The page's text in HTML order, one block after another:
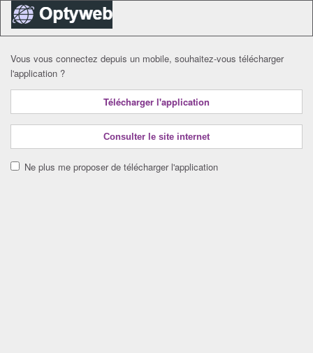
Vous vous connectez depuis un mobile, souhaitez-vous télécharger
l'application ?
Télécharger l'application
Consulter le site internet
Ne plus me proposer de télécharger l'application